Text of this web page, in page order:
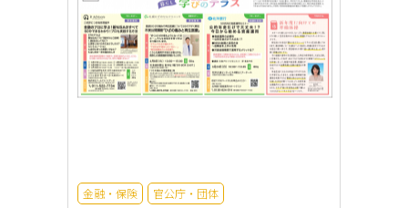
金融・保険
官公庁・団体